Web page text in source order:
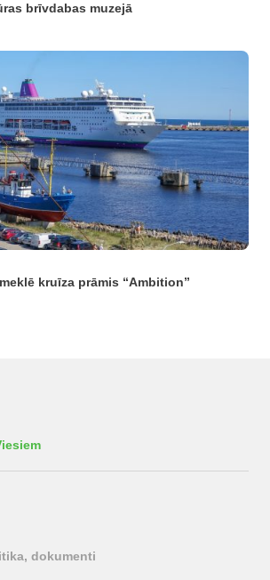
brīvdabas muzejā
kruīza prāmis “Ambition”
dokumenti